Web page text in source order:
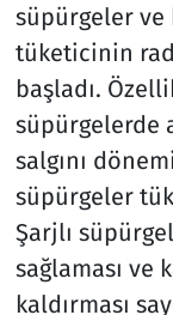
süpürgeler
tüketicinin
başladı.
süpürgelerde
salgını
süpürgeler
Şarjlı
sağlaması ve
kaldırması